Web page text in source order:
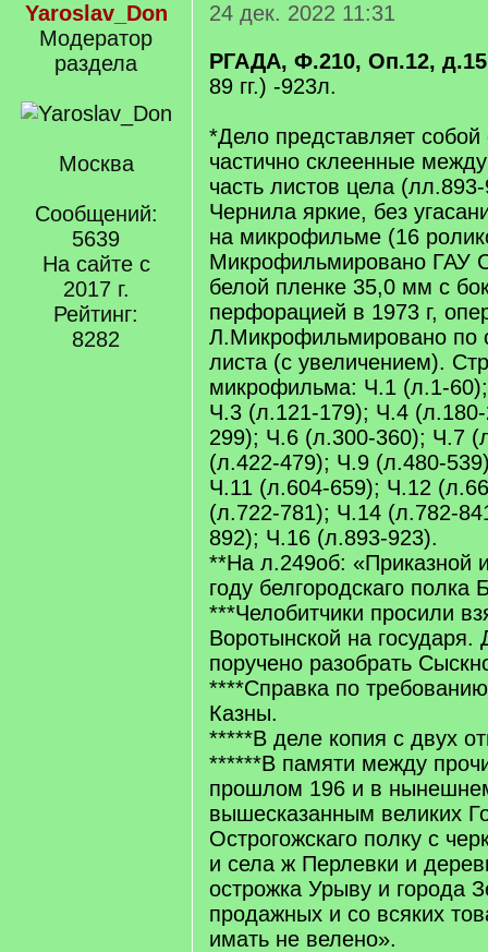
Yaroslav_Don
Модератор
раздела
Москва
Сообщений:
5639
На сайте с
2017 г.
Рейтинг:
8282
24 дек. 2022 11:31
РГАДА, Ф.210, Оп.12,
89 гг.) -923л.
*Дело представляет
частично склеенные
часть листов цела
Чернила яркие, без
на микрофильме (16
Микрофильмировано ГАУ
белой пленке 35,0 мм с
перфорацией в 1973 г,
Л.Микрофильмировано по
листа (с увеличением).
микрофильма: Ч.1 (л.1-
Ч.3 (л.121-179); Ч.4
299); Ч.6 (л.300-360); Ч.7
(л.422-479); Ч.9 (л.480-
Ч.11 (л.604-659); Ч.12
(л.722-781); Ч.14 (л.782-
892); Ч.16 (л.893-923).
**На л.249об: «Приказной
году белгородскаго полка
***Челобитчики просили
Воротынской на
поручено разобрать
****Справка по
Казны.
*****В деле копия с двух
******В памяти между
прошлом 196 и в
вышесказанным великих
Острогожскаго полку с
и села ж Перлевки и
острожка Урыву и города
продажных и со всяких
имать не велено».